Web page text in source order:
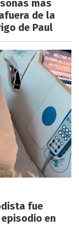
más
de la
de Paul
fue
en